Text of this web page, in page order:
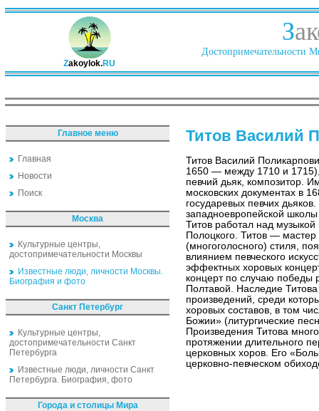
Zakoylok.RU
З
Достопримечательности
Главное меню
Главная
Новости
Поиск
Москва
Культурные центры,
достопримечательности Москвы
Известные люди, личности Москвы.
Биография и фото
Санкт Петербург
Культурные центры,
достопримечательности Санкт
Петербурга
Известные люди, личности Санкт
Петербурга. Биография, фото
Города и столицы Мира
Титов Василий
Титов Василий
1650 — между 1710 и 1715),
певчий дьяк, композитор.
московских документах в
государевых певчих
западноевропейской
Титов работал над
Полоцкого. Титов — мастер
(многоголосного) стиля,
влиянием певческого
эффектных хоровых
концерт по случаю победы
Полтавой. Наследие
произведений, среди
хоровых составов, в том
Божии» (литургические
Произведения Титова
протяжении длительного
церковных хоров. Его
церковно-певческом